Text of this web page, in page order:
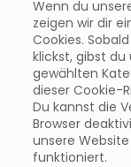
Wenn du
zeigen wir dir
Cookies.
klickst, gibst du
gewählten
dieser Cookie-
Du kannst die
Browser
unsere
funktioniert.